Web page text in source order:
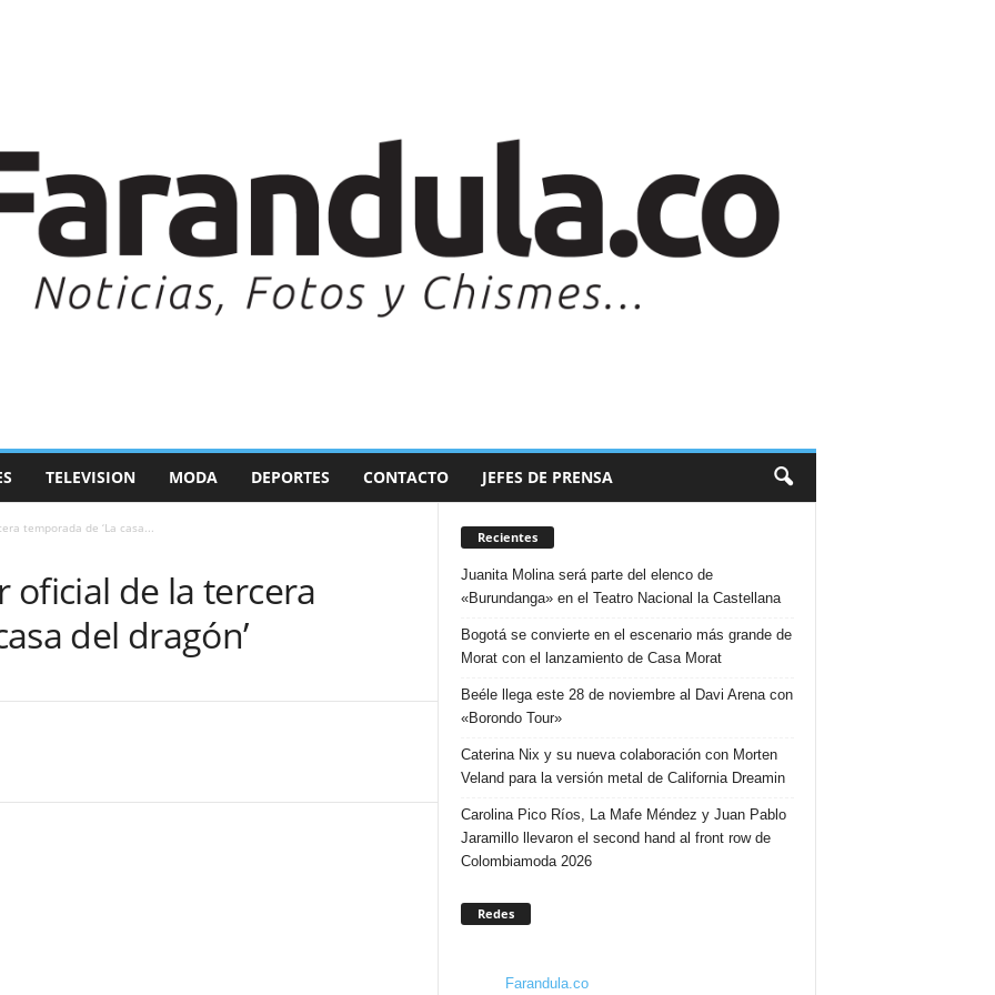
TELEVISION MODA DEPORTES CONTACTO JEFES DE PRENSA
temporada de ‘La casa...
oficial de la tercera
del dragón’
Recientes
Juanita Molina será parte del elenco de
«Burundanga» en el Teatro Nacional la Castellana
Bogotá se convierte en el escenario más grande de
Morat con el lanzamiento de Casa Morat
Beéle llega este 28 de noviembre al Davi Arena con
«Borondo Tour»
Caterina Nix y su nueva colaboración con Morten
Veland para la versión metal de California Dreamin
Carolina Pico Ríos, La Mafe Méndez y Juan Pablo
Jaramillo llevaron el second hand al front row de
Colombiamoda 2026
Redes
Farandula.co